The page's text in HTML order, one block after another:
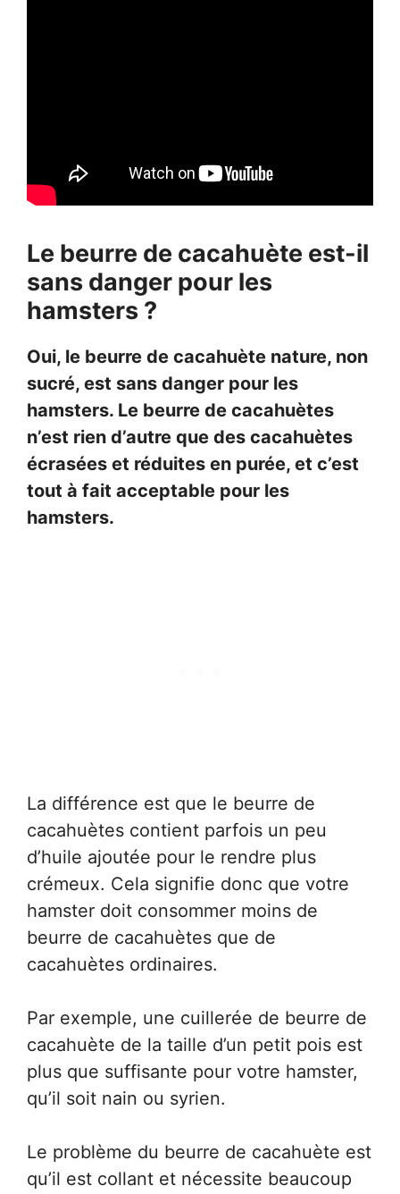
Le beurre de cacahuète est-il
sans danger pour les
hamsters ?
Oui, le beurre de cacahuète nature, non
sucré, est sans danger pour les
hamsters. Le beurre de cacahuètes
n’est rien d’autre que des cacahuètes
écrasées et réduites en purée, et c’est
tout à fait acceptable pour les
hamsters.
La différence est que le beurre de
cacahuètes contient parfois un peu
d’huile ajoutée pour le rendre plus
crémeux. Cela signifie donc que votre
hamster doit consommer moins de
beurre de cacahuètes que de
cacahuètes ordinaires.
Par exemple, une cuillerée de beurre de
cacahuète de la taille d’un petit pois est
plus que suffisante pour votre hamster,
qu’il soit nain ou syrien.
Le problème du beurre de cacahuète est
qu’il est collant et nécessite beaucoup